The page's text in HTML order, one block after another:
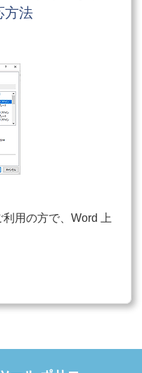
方法
用の方で、Word 上